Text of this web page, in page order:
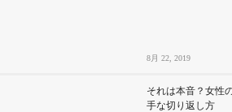
8月 22, 2019
それは本音？女性
手な切り返し方